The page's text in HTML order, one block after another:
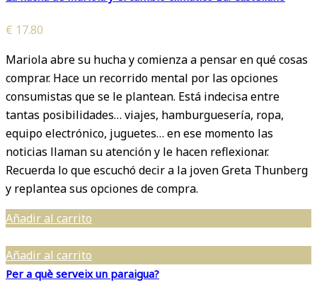
€ 17.80
Mariola abre su hucha y comienza a pensar en qué cosas
comprar. Hace un recorrido mental por las opciones
consumistas que se le plantean. Está indecisa entre
tantas posibilidades… viajes, hamburguesería, ropa,
equipo electrónico, juguetes… en ese momento las
noticias llaman su atención y le hacen reflexionar.
Recuerda lo que escuchó decir a la joven Greta Thunberg
y replantea sus opciones de compra.
Añadir al carrito
Añadir al carrito
Per a què serveix un paraigua?